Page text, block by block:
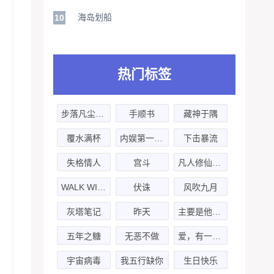
10 海岛划船
热门标签
手顺书 藏神于隅
覆水满杯 内娱第一花瓶-第三季 下击暴流
失格情人 宫斗
伏诛 风吹九月
灰塔笔记 昨天
五年之糖 无恶不做
宇宙病毒 我五行缺你 生日快乐